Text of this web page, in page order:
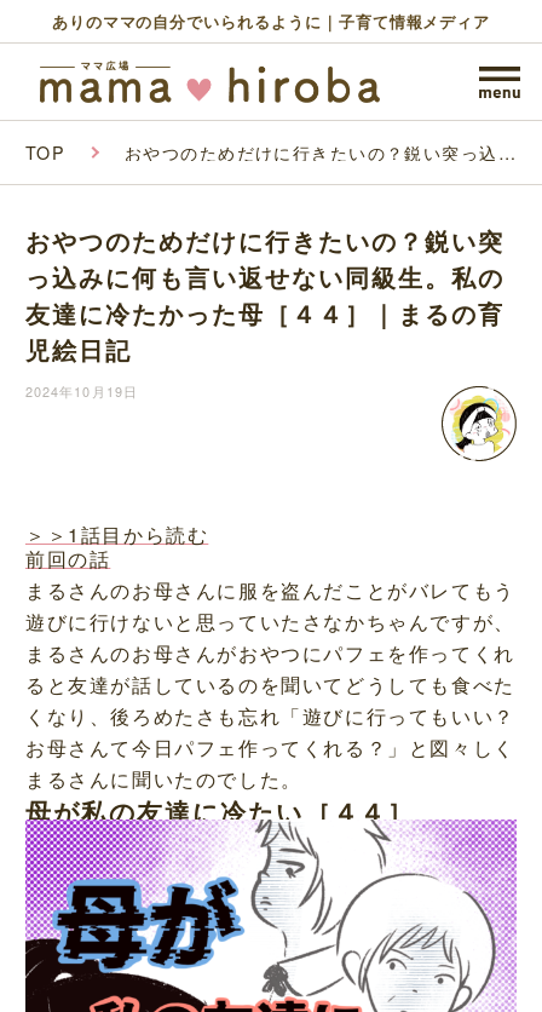
ありのママの自分でいられるように｜子育て情報メディア
TOP おやつのためだけに行きたいの？鋭い突っ込み
った母［４４］｜まるの育児絵日記
おやつのためだけに行きたいの？鋭い突
っ込みに何も言い返せない同級生。私の
友達に冷たかった母［４４］｜まるの育
児絵日記
2024年10月19日
＞＞1話目から読む
前回の話
まるさんのお母さんに服を盗んだことがバレてもう
遊びに行けないと思っていたさなかちゃんですが、
まるさんのお母さんがおやつにパフェを作ってくれ
ると友達が話しているのを聞いてどうしても食べた
くなり、後ろめたさも忘れ「遊びに行ってもいい？
お母さんて今日パフェ作ってくれる？」と図々しく
まるさんに聞いたのでした。
母が私の友達に冷たい［４４］